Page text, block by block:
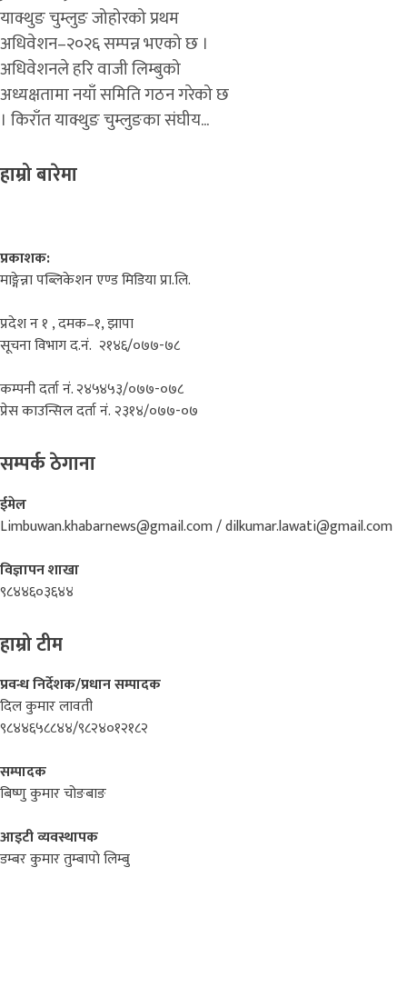
याक्थुङ चुम्लुङ जोहोरको प्रथम
अधिवेशन–२०२६ सम्पन्न भएको छ ।
अधिवेशनले हरि वाजी लिम्बुको
अध्यक्षतामा नयाँ समिति गठन गरेको छ
। किराँत याक्थुङ चुम्लुङका संघीय...
हाम्रो बारेमा
प्रकाशक:
माङ्गेन्ना पब्लिकेशन एण्ड मिडिया प्रा.लि.
प्रदेश न १ , दमक–१, झापा
सूचना विभाग द.नं. २१४६/०७७-७८
कम्पनी दर्ता नं. २४५४५३/०७७-०७८
प्रेस काउन्सिल दर्ता नं. २३१४/०७७-०७
सम्पर्क ठेगाना
ईमेल
Limbuwan.khabarnews@gmail.com / dilkumar.lawati@gmail.com
विज्ञापन शाखा
९८४४६०३६४४
हाम्रो टीम
प्रवन्ध निर्देशक/प्रधान सम्पादक
दिल कुमार लावती
९८४४६५८८४४/९८२४०१२१८२
सम्पादक
बिष्णु कुमार चोङबाङ
आइटी व्यवस्थापक
डम्बर कुमार तुम्बापाे लिम्बु